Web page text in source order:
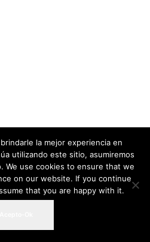
la mejor experiencia en
utilizando este sitio, asumiremos
We use cookies to ensure that we
on our website. If you continue
that you are happy with it.